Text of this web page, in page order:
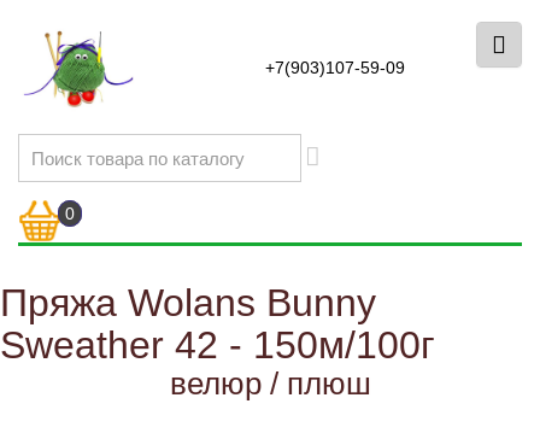
+7(903)107-59-09
0
Пряжа Wolans Bunny
Sweather 42 - 150м/100г
велюр / плюш